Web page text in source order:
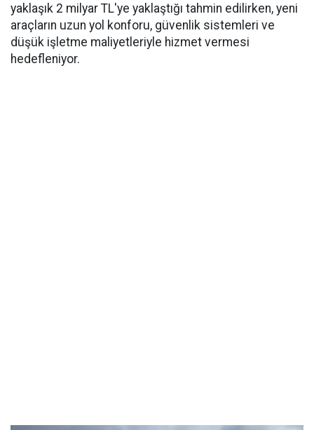
yaklaşık 2 milyar TL'ye yaklaştığı tahmin edilirken, yeni
araçların uzun yol konforu, güvenlik sistemleri ve
düşük işletme maliyetleriyle hizmet vermesi
hedefleniyor.